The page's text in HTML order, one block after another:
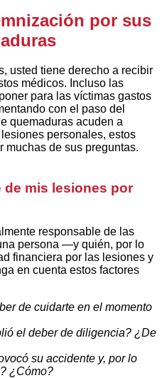
por sus
usted tiene derecho a recibir
médicos. Incluso las
para las víctimas gastos
con el paso del
quemaduras acuden a
personales, estos
muchas de sus preguntas.
de mis lesiones por
responsable de las
persona —y quién, por lo
financiera por las lesiones y
en cuenta estos factores
de cuidarte en el momento
el deber de diligencia? ¿De
su accidente y, por lo
¿Cómo?